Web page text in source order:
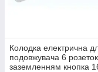
Колодка електрична
подовжувача 6
заземленням кнопка